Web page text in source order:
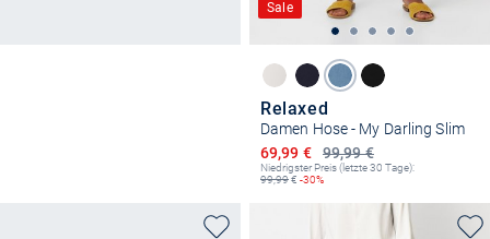
Sale
Relaxed
Damen Hose - My Darling Slim
99,99 €
Ermäßigter Preis
69,99 €
Niedrigster Preis (letzte 30 Tage):
99,99€ -30%